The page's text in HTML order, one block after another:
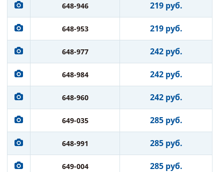
648-946 219 руб.
648-953 219 руб.
648-977 242 руб.
648-984 242 руб.
648-960 242 руб.
649-035 285 руб.
648-991 285 руб.
649-004 285 руб.